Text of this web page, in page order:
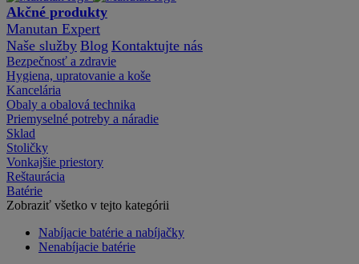
Akčné produkty
Manutan Expert
Naše služby Blog Kontaktujte nás
Bezpečnosť a zdravie
Hygiena, upratovanie a koše
Kancelária
Obaly a obalová technika
Priemyselné potreby a náradie
Sklad
Stoličky
Vonkajšie priestory
Reštaurácia
Batérie
Zobraziť všetko v tejto kategórii
Nabíjacie batérie a nabíjačky
Nenabíjacie batérie